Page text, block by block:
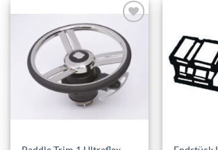
Auf die
Wunschliste